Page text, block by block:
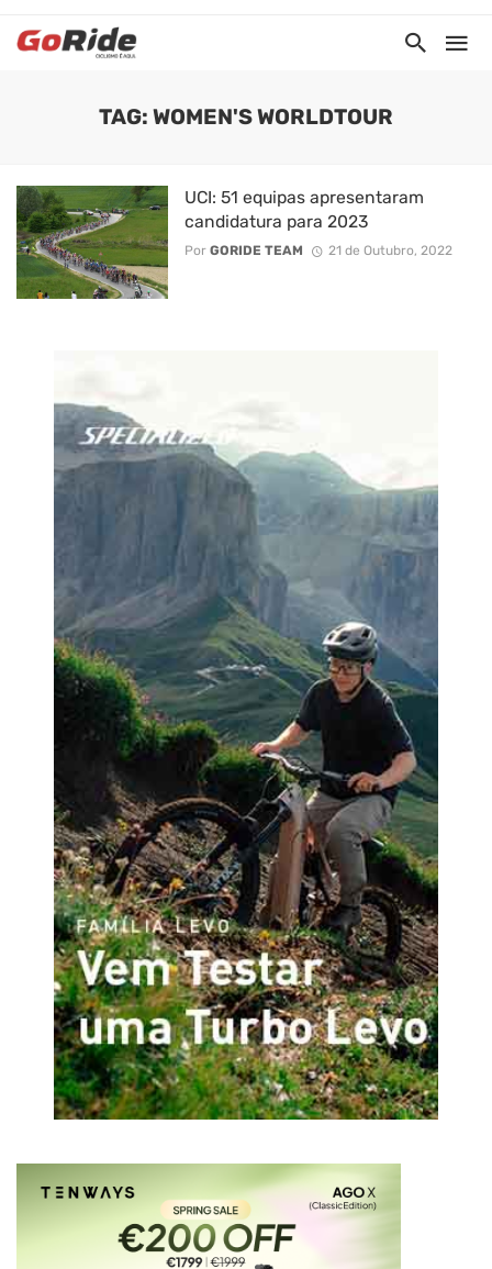
TAG: WOMEN'S WORLDTOUR
UCI: 51 equipas apresentaram
candidatura para 2023
Por GORIDE TEAM 21 de Outubro, 2022